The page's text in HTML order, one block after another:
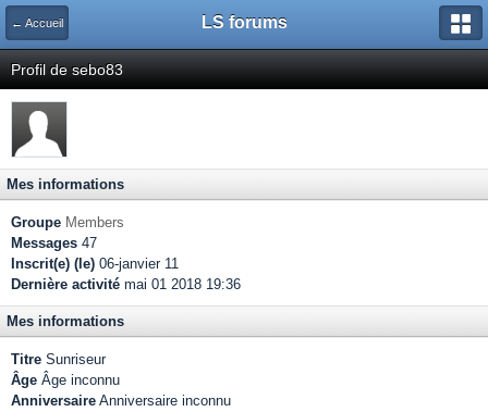
← Accueil LS forums
Profil de sebo83
Mes informations
Groupe Members
Messages 47
Inscrit(e) (le) 06-janvier 11
Dernière activité mai 01 2018 19:36
Mes informations
Titre Sunriseur
Âge Âge inconnu
Anniversaire Anniversaire inconnu